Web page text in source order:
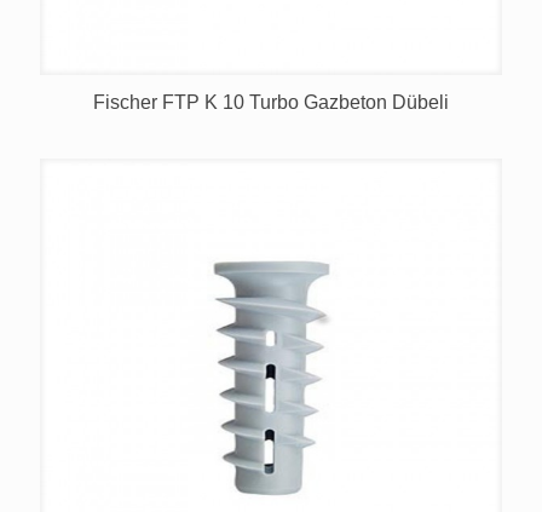
Fischer FTP K 10 Turbo Gazbeton Dübeli